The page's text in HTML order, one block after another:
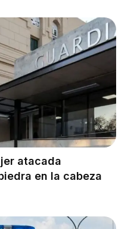
atacada
en la cabeza